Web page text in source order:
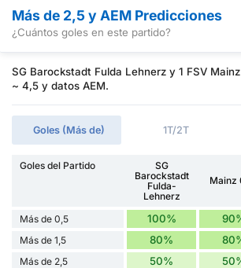
Más de 2,5 y AEM Predicciones
¿Cuántos goles en este partido?
SG Barockstadt Fulda Lehnerz y 1 FSV
~ 4,5 y datos AEM.
Goles (Más de) 1T/2T
Goles del Partido
SG
Barockstadt
Fulda-
Lehnerz
Mainz
Más de 0,5 100%
Más de 1,5 80%
Más de 2,5 50%